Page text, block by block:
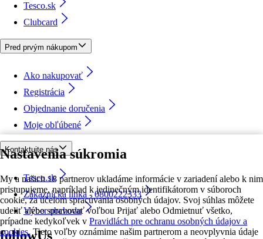
Nastavenia súkromia
My a našich 18 partnerov ukladáme informácie v zariadení alebo k nim
pristupujeme, napríklad k jedinečným identifikátorom v súboroch
cookie, za účelom spracúvania osobných údajov. Svoj súhlas môžete
udeliť alebo spravovať voľbou Prijať alebo Odmietnuť všetko,
prípadne kedykoľvek v Pravidlách pre ochranu osobných údajov a
cookies. Tieto voľby oznámime našim partnerom a neovplyvnia údaje
Tesco.sk
Clubcard
Pred prvým nákupom
Ako nakupovať
Registrácia
Objednanie doručenia
Moje obľúbené
Kontaktujte nás
Tesco.sk
Zákaznícka linka - 0800222333
Výber obchodu
followUs